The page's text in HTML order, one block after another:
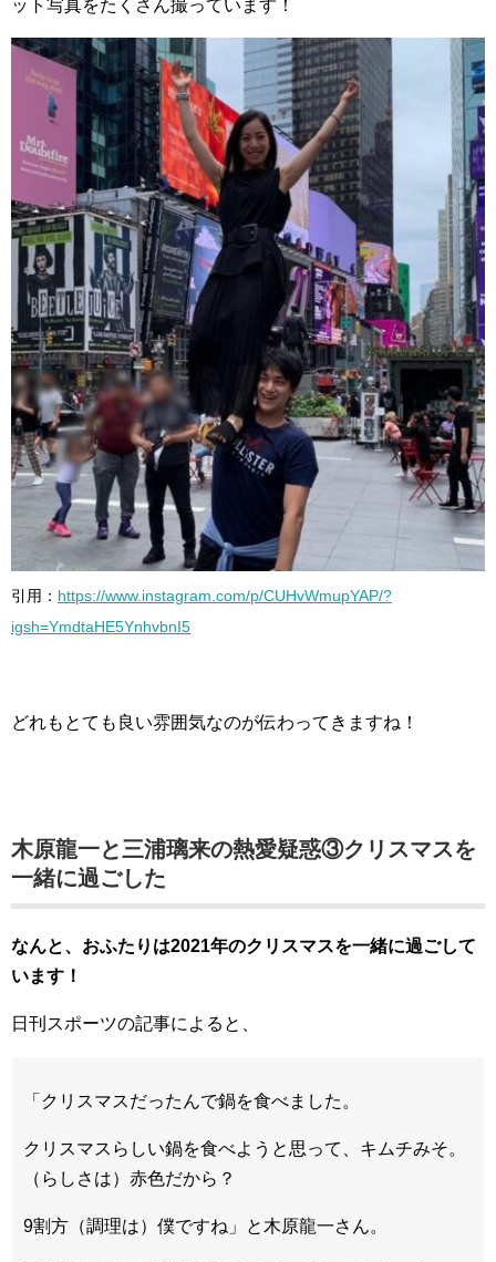
ット写真をたくさん撮っています！
引用： https://www.instagram.com/p/CUHvWmupYAP/?
igsh=YmdtaHE5YnhvbnI5
どれもとても良い雰囲気なのが伝わってきますね！
木原龍一と三浦璃来の熱愛疑惑③クリスマスを
一緒に過ごした
なんと、おふたりは2021年のクリスマスを一緒に過ごして
います！
日刊スポーツの記事によると、
「クリスマスだったんで鍋を食べました。
クリスマスらしい鍋を食べようと思って、キムチみそ。
（らしさは）赤色だから？
9割方（調理は）僕ですね」と木原龍一さん。